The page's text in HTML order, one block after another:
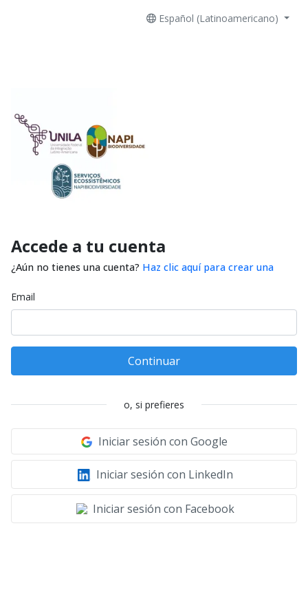
Español (Latinoamericano)
Accede a tu cuenta
¿Aún no tienes una cuenta? Haz clic aquí para crear una
Email
Continuar
o, si prefieres
Iniciar sesión con Google
Iniciar sesión con LinkedIn
Iniciar sesión con Facebook